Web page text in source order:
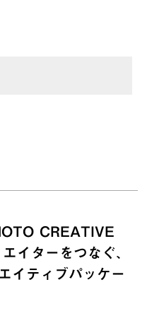
CREATIVE
イターをつなぐ、
イティブパッケー